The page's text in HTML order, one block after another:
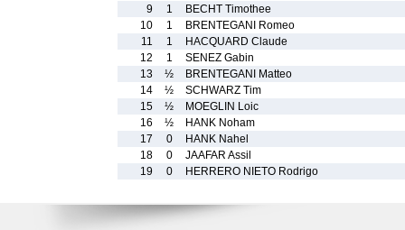
9
1
BECHT Timothee
10
1
BRENTEGANI Romeo
11
1
HACQUARD Claude
12
1
SENEZ Gabin
13
½
BRENTEGANI Matteo
14
½
SCHWARZ Tim
15
½
MOEGLIN Loic
16
½
HANK Noham
17
0
HANK Nahel
18
0
JAAFAR Assil
19
0 HERRERO NIETO Rodrigo